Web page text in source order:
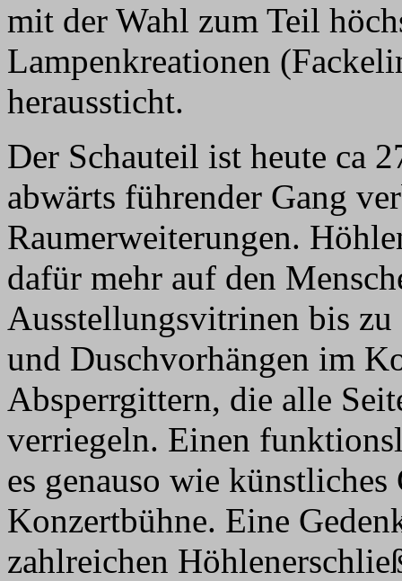
mit der Wahl zum Teil
Lampenkreationen
heraussticht.
Der Schauteil ist heute ca
abwärts führender Gang
Raumerweiterungen.
dafür mehr auf den
Ausstellungsvitrinen bis
und Duschvorhängen im
Absperrgittern, die alle
verriegeln. Einen
es genauso wie
Konzertbühne. Eine
zahlreichen